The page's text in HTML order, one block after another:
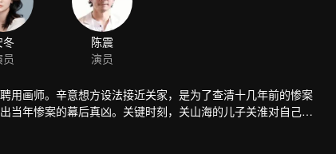
用画师。辛意想方设法接近关家，是为了查清十几年前的惨案
年惨案的幕后真凶。关键时刻，关山海的儿子关淮对自己抛
搅动滔天的风暴……